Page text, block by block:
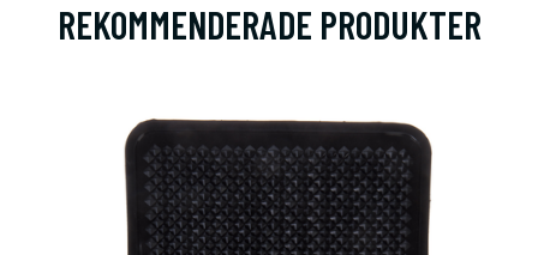
REKOMMENDERADE PRODUKTER